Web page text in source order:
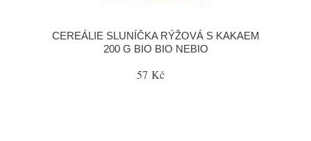
CEREÁLIE SLUNÍČKA RÝŽOVÁ S KAKAEM
200 G BIO BIO NEBIO
57 Kč